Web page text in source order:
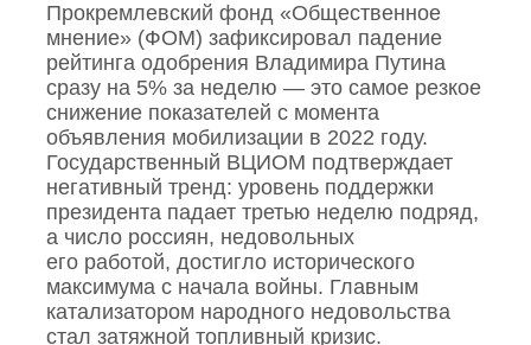
Прокремлевский фонд «Общественное
мнение» (ФОМ) зафиксировал падение
рейтинга одобрения Владимира Путина
сразу на 5% за неделю — это самое резкое
снижение показателей с момента
объявления мобилизации в 2022 году.
Государственный ВЦИОМ подтверждает
негативный тренд: уровень поддержки
президента падает третью неделю подряд,
а число россиян, недовольных
его работой, достигло исторического
максимума с начала войны. Главным
катализатором народного недовольства
стал затяжной топливный кризис.